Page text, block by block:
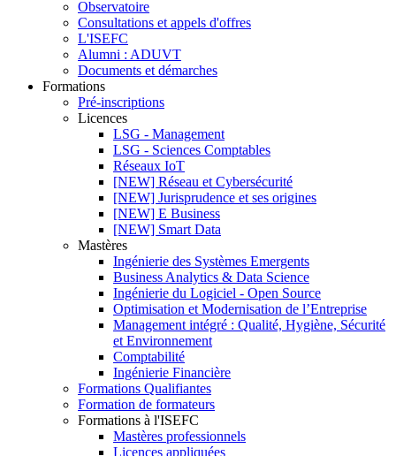
Observatoire
Consultations et appels d'offres
L'ISEFC
Alumni : ADUVT
Documents et démarches
Formations
Pré-inscriptions
Licences
LSG - Management
LSG - Sciences Comptables
Réseaux IoT
[NEW] Réseau et Cybersécurité
[NEW] Jurisprudence et ses origines
[NEW] E Business
[NEW] Smart Data
Mastères
Ingénierie des Systèmes Emergents
Business Analytics & Data Science
Ingénierie du Logiciel - Open Source
Optimisation et Modernisation de l’Entreprise
Management intégré : Qualité, Hygiène, Sécurité
et Environnement
Comptabilité
Ingénierie Financière
Formations Qualifiantes
Formation de formateurs
Formations à l'ISEFC
Mastères professionnels
Licences appliquées